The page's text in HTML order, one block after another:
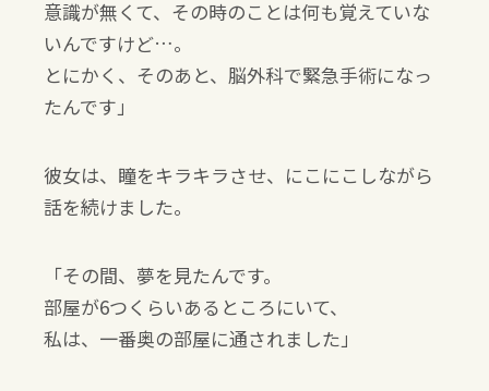
意識が無くて、その時のことは何も覚えていな
いんですけど…。
とにかく、そのあと、脳外科で緊急手術になっ
たんです」
彼女は、瞳をキラキラさせ、にこにこしながら
話を続けました。
「その間、夢を見たんです。
部屋が6つくらいあるところにいて、
私は、一番奥の部屋に通されました」